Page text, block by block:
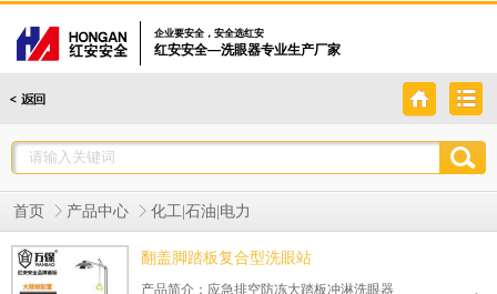
企业要安全，安全选红安
红安安全—洗眼器专业生产厂家
首页 产品中心 化工|石油|电力
翻盖脚踏板复合型洗眼站
产品简介：应急排空防冻大踏板冲淋洗眼器